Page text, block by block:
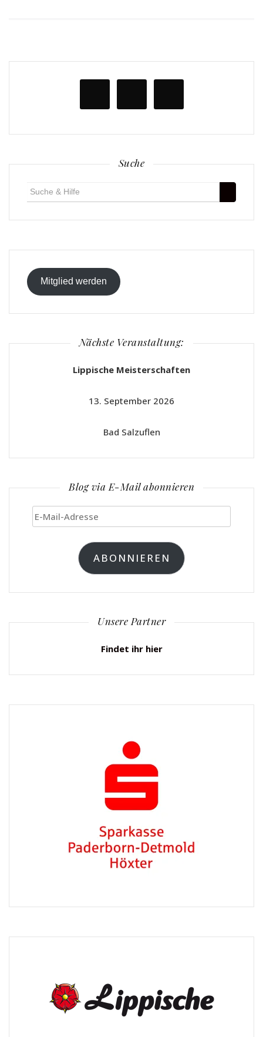
Suche
Mitglied werden
Nächste Veranstaltung:
Lippische Meisterschaften
13. September 2026
Bad Salzuflen
Blog via E-Mail abonnieren
E-
Mail-
ABONNIEREN
Unsere Partner
Findet ihr hier